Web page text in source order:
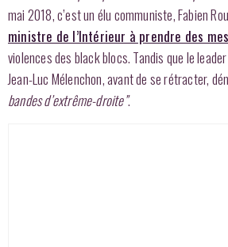
mai 2018, c’est un élu communiste, Fabien
ministre de l’Intérieur à prendre des
violences des black blocs. Tandis que le
Jean-Luc Mélenchon, avant de se rétracter,
bandes d’extrême-droite”.